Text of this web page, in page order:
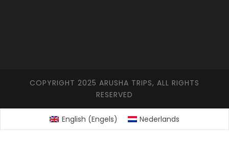
COPYRIGHT 2025 ARUSHA TRIPS, ALL RIGHTS
RESERVED
English (Engels) Nederlands